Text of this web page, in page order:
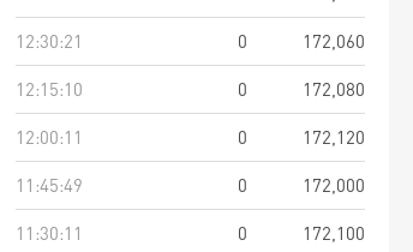
12:30:21
0
172,060
12:15:10
0
172,080
12:00:11
0
172,120
11:45:49
0
172,000
11:30:11
0
172,100